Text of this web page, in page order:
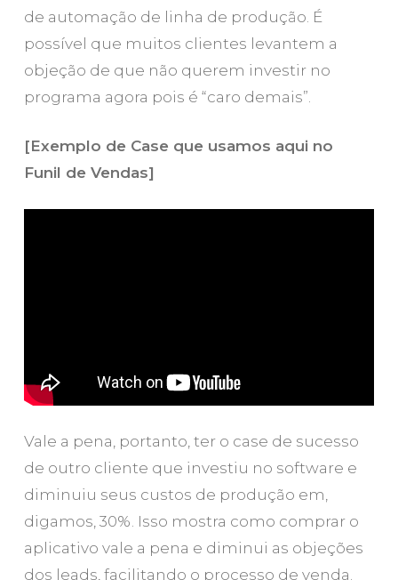
de automação de linha de produção. É
possível que muitos clientes levantem a
objeção de que não querem investir no
programa agora pois é “caro demais”.
[Exemplo de Case que usamos aqui no
Funil de Vendas]
Vale a pena, portanto, ter o case de sucesso
de outro cliente que investiu no software e
diminuiu seus custos de produção em,
digamos, 30%. Isso mostra como comprar o
aplicativo vale a pena e diminui as objeções
dos leads, facilitando o processo de venda.